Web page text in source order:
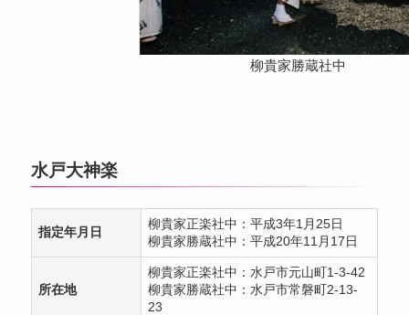
柳貴家勝蔵社中
水戸大神楽
指定年月日
柳貴家正楽社中：平成3年1月25日
柳貴家勝蔵社中：平成20年11月17日
所在地
柳貴家正楽社中：水戸市元山町1-3-42
柳貴家勝蔵社中：水戸市常磐町2-13-
23